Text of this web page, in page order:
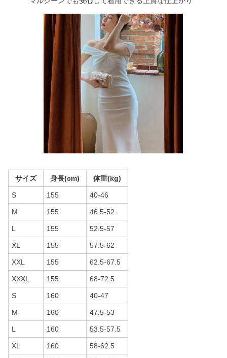
サイズ 身長(cm) 体重(kg)
S 155 40-46
M 155 46.5-52
L 155 52.5-57
XL 155 57.5-62
XXL 155 62.5-67.5
XXXL 155 68-72.5
S 160 40-47
M 160 47.5-53
L 160 53.5-57.5
XL 160 58-62.5